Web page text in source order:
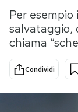
Scienza
Cultura
Sport
Per
salvataggio,
chiama
Condividi